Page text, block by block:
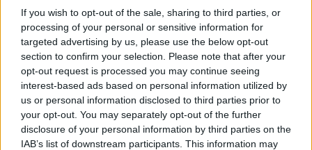
If you wish to opt-out of the sale, sharing to third parties, or
processing of your personal or sensitive information for
targeted advertising by us, please use the below opt-out
section to confirm your selection. Please note that after your
opt-out request is processed you may continue seeing
interest-based ads based on personal information utilized by
us or personal information disclosed to third parties prior to
your opt-out. You may separately opt-out of the further
disclosure of your personal information by third parties on the
IAB’s list of downstream participants. This information may
Luetuimmat
PÄIVÄ VIIKKO KUUKAUSI
Leskeneläke ei kuulu kaikille – Kela
muistuttaa tärkeästä ikärajasta
Sääennuste ulottuu nyt marraskuulle – tältä